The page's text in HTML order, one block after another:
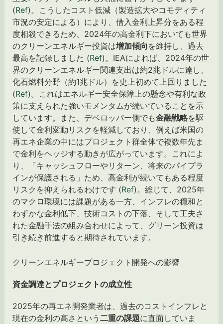
(Ref)。こうしたコスト低減（製造拡大やコモディティ
市況の安定による）により、借入金利上昇分をある程
度相殺できるため、2024年の高金利下においても世界
のクリーンエネルギー投資は増加傾向 を維持し、過去
最高を記録しました (Ref)。IEAによれば、2024年の世
界のクリーンエネルギー関連支出は約2兆ドルに達し、
化石燃料分野（約1兆ドル）を史上初めて上回りました
(Ref)。これはエネルギー安全保障上の懸念や有利な政
策に支えられた強いモメンタムが続いていることを示
しています。また、デベロッパー側でも金融戦略を駆
使して金利変動リスクを軽減しており、例えば米国の
再エネ企業の中にはプロジェクト群全体で複数年先ま
で金利をヘッジする動きが広がっています。これによ
り、「キャッシュフローやリターン、将来のパイプラ
インが保護される」ため、高金利が続いてもある程度
リスクを抑えられるわけです (Ref)。総じて、2025年
のマクロ環境には課題がある一方、インフレの穏和と
わずかな金利低下、技術コストの下落、そして工夫さ
れた金融手法の組み合わせによって、グリーン投資は
引き続き前進すると期待されています。
クリーンエネルギープロジェクト開発への影響
資金調達とプロジェクトの成立性
2025年の再エネ開発業者は、過去のコストインフレと
現在の金利の高さという 二重の課題に直面していま